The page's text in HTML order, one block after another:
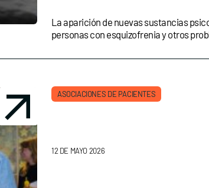
La aparición de nuevas sustancias
personas con esquizofrenia y otros
ASOCIACIONES DE PACIENTES
12 DE MAYO 2026